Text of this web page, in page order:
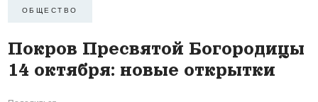
ОБЩЕСТВО
Покров Пресвятой Богородицы
14 октября: новые открытки